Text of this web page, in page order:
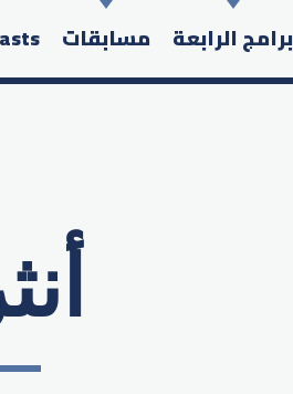
برامج الرابعة مسابقات